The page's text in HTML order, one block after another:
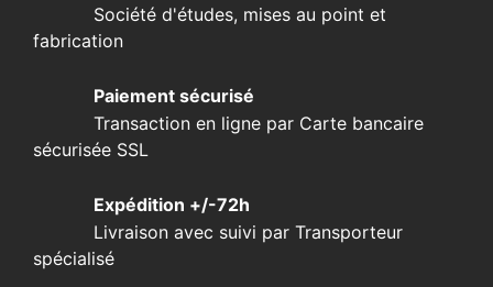
Société d'études, mises au point et
fabrication
Paiement sécurisé
Transaction en ligne par Carte bancaire
sécurisée SSL
Expédition +/-72h
Livraison avec suivi par Transporteur
spécialisé